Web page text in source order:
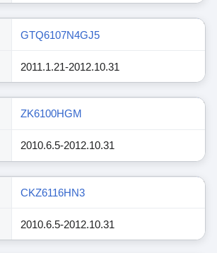
GTQ6107N4GJ5
2011.1.21-2012.10.31
展开
ZK6100HGM
2010.6.5-2012.10.31
展开
CKZ6116HN3
2010.6.5-2012.10.31
展开